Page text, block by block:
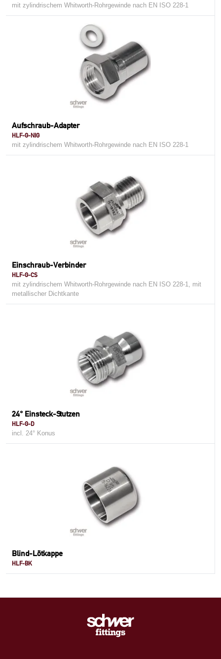
mit zylindrischem Whitworth-Rohrgewinde nach EN ISO 228-1
Aufschraub-Adapter
HLF-G-NIG
mit zylindrischem Whitworth-Rohrgewinde nach EN ISO 228-1
Einschraub-Verbinder
HLF-G-CS
mit zylindrischem Whitworth-Rohrgewinde nach EN ISO 228-1, mit
metallischer Dichtkante
24° Einsteck-Stutzen
HLF-G-D
incl. 24° Konus
Blind-Lötkappe
HLF-BK